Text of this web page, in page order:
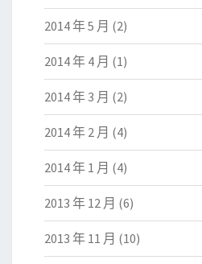
2014 年 5 月 (2)
2014 年 4 月 (1)
2014 年 3 月 (2)
2014 年 2 月 (4)
2014 年 1 月 (4)
2013 年 12 月 (6)
2013 年 11 月 (10)